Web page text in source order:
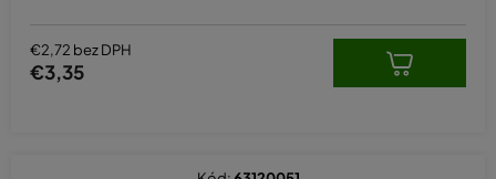
€2,72 bez DPH
€3,35